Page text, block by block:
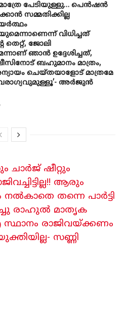
മാത്രേ പേടിയുള്ളു… പെൻഷൻ
സമ്മതിക്കില്ല
വിധിച്ചത്
തെറ്റ്, ജോലി
ഞാൻ ഉദ്ദേശിച്ചത്,
ബഹുമാനം മാത്രം,
ചെയ്തയാളോട് മാത്രമേ
അർജുൻ
ഷീറ്റും
ആരും
തന്നെ പാർട്ടി
രാഹുൽ മാതൃക
രാജിവയ്ക്കണം
സണ്ണി